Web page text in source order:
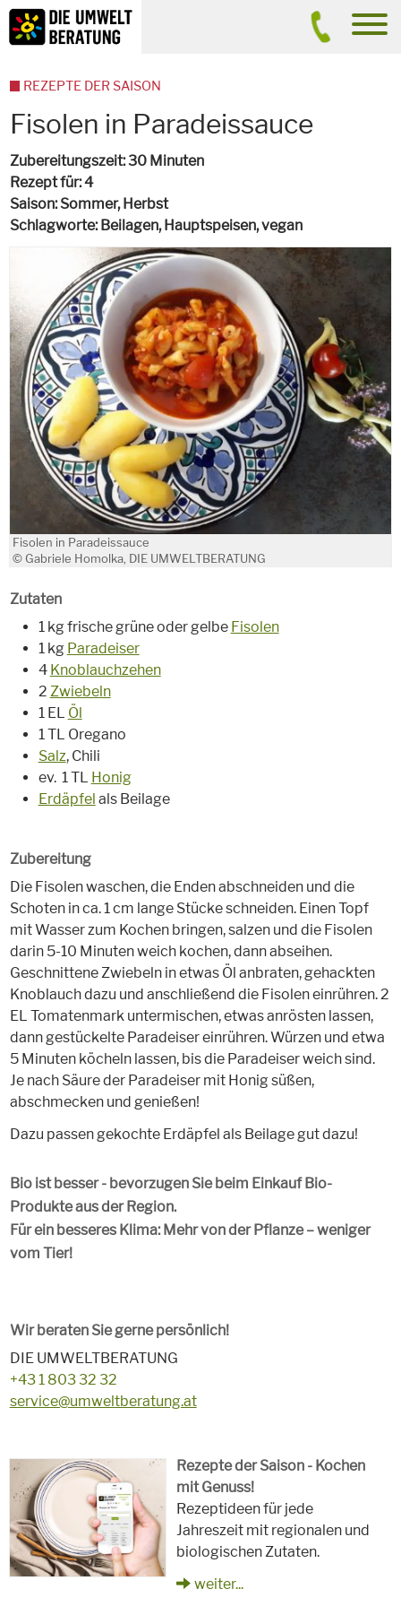
Inhalt
Suche
Fisolen in Paradeissauce
Zubereitungszeit 30 Minuten
Rezept für 4
Saison Sommer, Herbst
Schlagworte Beilagen, Hauptspeisen,vegan
Fisolen in Paradeissauce
© Gabriele Homolka, DIE UMWELTBERATUNG
Zutaten
1 kg frische grüne oder gelbe Fisolen
1 kg Paradeiser
4 Knoblauchzehen
2 Zwiebeln
1 EL Öl
1 TL Oregano
Salz, Chili
ev. 1 TL Honig
Erdäpfel als Beilage
Zubereitung
Die Fisolen waschen, die Enden abschneiden und die
Schoten in ca. 1 cm lange Stücke schneiden. Einen Topf
mit Wasser zum Kochen bringen, salzen und die Fisolen
darin 5-10 Minuten weich kochen, dann abseihen.
Geschnittene Zwiebeln in etwas Öl anbraten, gehackten
Knoblauch dazu und anschließend die Fisolen einrühren. 2
EL Tomatenmark untermischen, etwas anrösten lassen,
dann gestückelte Paradeiser einrühren. Würzen und etwa
5 Minuten köcheln lassen, bis die Paradeiser weich sind.
Je nach Säure der Paradeiser mit Honig süßen,
abschmecken und genießen!
Dazu passen gekochte Erdäpfel als Beilage gut dazu!
Bio ist besser - bevorzugen Sie beim Einkauf Bio-
Produkte aus der Region.
Für ein besseres Klima: Mehr von der Pflanze – weniger
vom Tier!
Wir beraten Sie gerne persönlich!
DIE UMWELTBERATUNG
+43 1 803 32 32
service@umweltberatung.at
Rezepte der Saison - Kochen
mit Genuss!
Rezeptideen für jede
Jahreszeit mit regionalen und
biologischen Zutaten.
weiter...
REZEPTE DER SAISON